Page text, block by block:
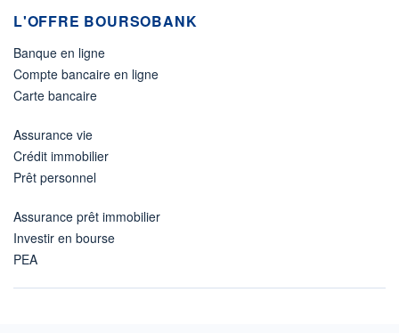
L'OFFRE BOURSOBANK
Banque en ligne
Compte bancaire en ligne
Carte bancaire
Assurance vie
Crédit immobilier
Prêt personnel
Assurance prêt immobilier
Investir en bourse
PEA